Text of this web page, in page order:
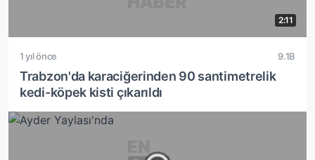
2:11
1 yıl önce 9.1B
Trabzon'da karaciğerinden 90 santimetrelik
kedi-köpek kisti çıkarıldı